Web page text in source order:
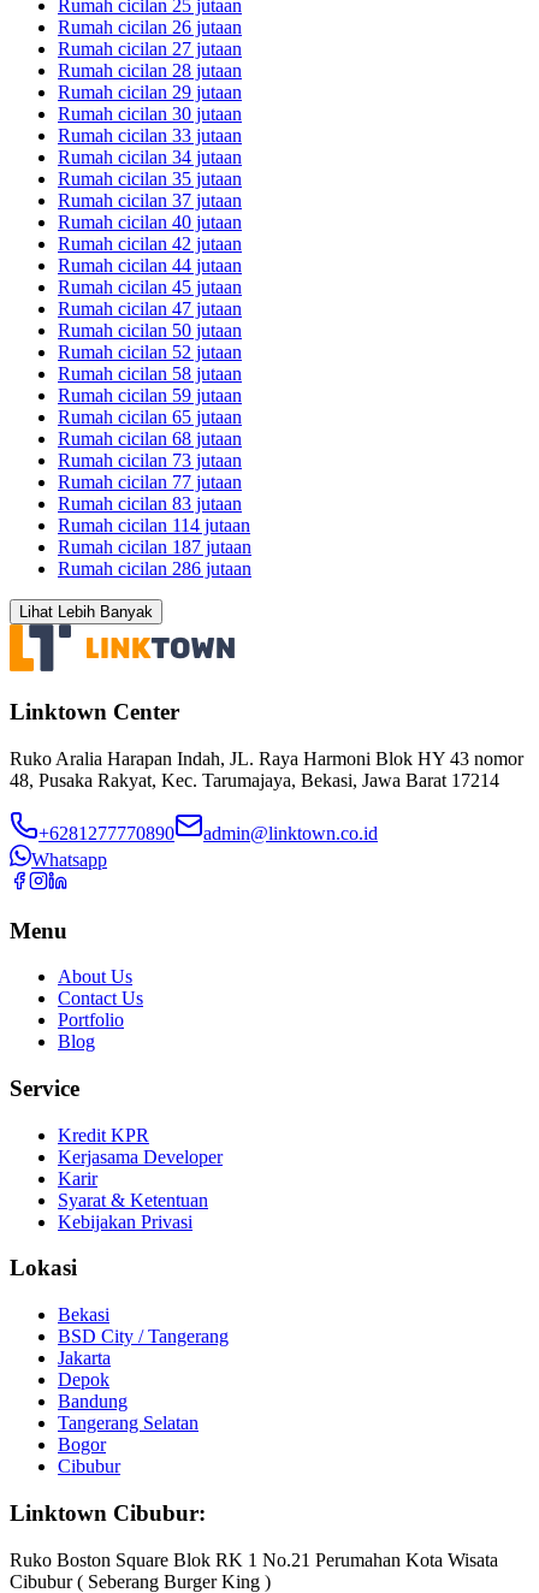
Rumah cicilan 25 jutaan
Rumah cicilan 26 jutaan
Rumah cicilan 27 jutaan
Rumah cicilan 28 jutaan
Rumah cicilan 29 jutaan
Rumah cicilan 30 jutaan
Rumah cicilan 33 jutaan
Rumah cicilan 34 jutaan
Rumah cicilan 35 jutaan
Rumah cicilan 37 jutaan
Rumah cicilan 40 jutaan
Rumah cicilan 42 jutaan
Rumah cicilan 44 jutaan
Rumah cicilan 45 jutaan
Rumah cicilan 47 jutaan
Rumah cicilan 50 jutaan
Rumah cicilan 52 jutaan
Rumah cicilan 58 jutaan
Rumah cicilan 59 jutaan
Rumah cicilan 65 jutaan
Rumah cicilan 68 jutaan
Rumah cicilan 73 jutaan
Rumah cicilan 77 jutaan
Rumah cicilan 83 jutaan
Rumah cicilan 114 jutaan
Rumah cicilan 187 jutaan
Rumah cicilan 286 jutaan
Lihat Lebih Banyak
Linktown Center
Ruko Aralia Harapan Indah, JL. Raya Harmoni Blok HY 43 nomor
48, Pusaka Rakyat, Kec. Tarumajaya, Bekasi, Jawa Barat 17214
+6281277770890
admin@linktown.co.id
Whatsapp
Menu
About Us
Contact Us
Portfolio
Blog
Service
Kredit KPR
Kerjasama Developer
Karir
Syarat & Ketentuan
Kebijakan Privasi
Lokasi
Bekasi
BSD City / Tangerang
Jakarta
Depok
Bandung
Tangerang Selatan
Bogor
Cibubur
Linktown Cibubur:
Ruko Boston Square Blok RK 1 No.21 Perumahan Kota Wisata
Cibubur ( Seberang Burger King )